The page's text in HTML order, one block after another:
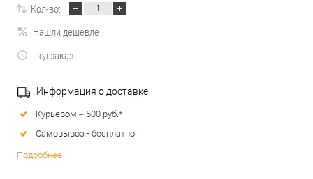
Кол-во:
Нашли дешевле
Под заказ
Информация о доставке
Курьером – 500 руб.*
Самовывоз - бесплатно
Подробнее